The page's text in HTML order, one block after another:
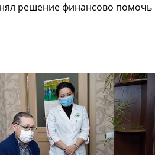
решение финансово помочь